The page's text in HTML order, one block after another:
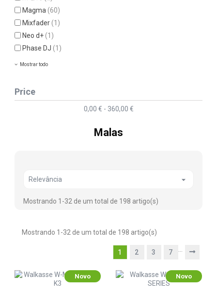
Magma(60)
Mixfader(1)
Neo d+(1)
Phase DJ(1)
Mostrar todo
Price
0,00 € - 360,00 €
Malas
Relevância 
Mostrando 1-32 de um total de 198 artigo(s)
Mostrando 1-32 de um total de 198 artigo(s)
1 2 3 7
Novo Novo